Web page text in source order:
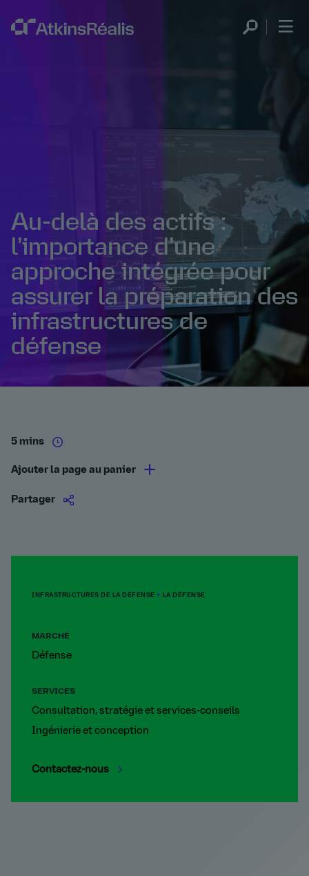
Au-delà des actifs :
l’importance d’une
approche intégrée pour
assurer la préparation des
infrastructures de
défense
5 mins
Ajouter la page au panier
Partager
INFRASTRUCTURES DE LA DÉFENSE LA DÉFENSE
MARCHÉ
Défense
SERVICES
Consultation, stratégie et services-conseils
Ingénierie et conception
Contactez-nous